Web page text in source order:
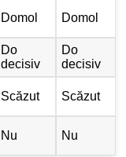
Domol Domol
Do
decisiv
Do
decisiv
Scăzut Scăzut
Nu Nu